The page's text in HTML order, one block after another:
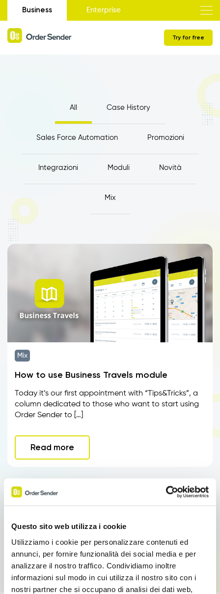
Questo sito web utilizza i cookie
Utilizziamo i cookie per personalizzare contenuti ed
annunci, per fornire funzionalità dei social media e per
analizzare il nostro traffico. Condividiamo inoltre
informazioni sul modo in cui utilizza il nostro sito con i
nostri partner che si occupano di analisi dei dati web,
Business Enterprise
Try for free
All Case History
Sales Force Automation Promozioni
Integrazioni Moduli Novità
Mix
Mix
How to use Business Travels module
Today it’s our first appointment with “Tips&Tricks”, a
column dedicated to those who want to start using
Order Sender to […]
Read more